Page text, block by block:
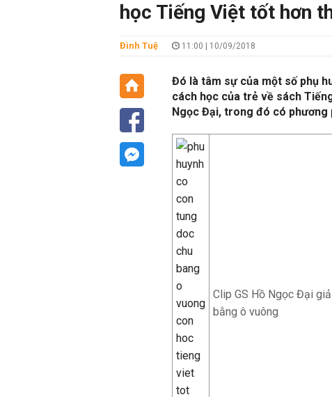
học Tiếng Việt tốt hơn
Đình Tuệ 11:00 | 10/09/2018
Đó là tâm sự của một số phụ
cách học của trẻ về sách
Ngọc Đại, trong đó có phương
Clip GS Hồ Ngọc Đại
bằng ô vuông